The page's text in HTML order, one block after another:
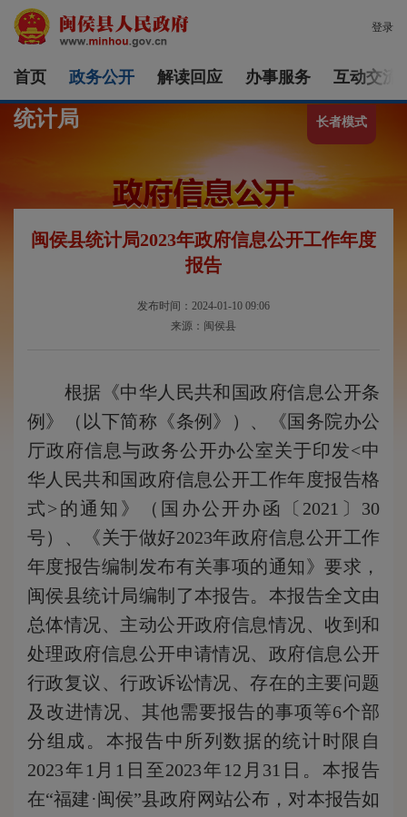
登录
首页 政务公开 解读回应 办事服务 互动交流
长者模式
统计局
闽侯县统计局2023年政府信息公开工作年度
报告
发布时间：2024-01-10 09:06
来源：闽侯县
根据《中华人民共和国政府信息公开条
例》（以下简称《条例》）、《国务院办公
厅政府信息与政务公开办公室关于印发<中
华人民共和国政府信息公开工作年度报告格
式>的通知》（国办公开办函〔2021〕30
号）、《关于做好2023年政府信息公开工作
年度报告编制发布有关事项的通知》要求，
闽侯县统计局编制了本报告。本报告全文由
总体情况、主动公开政府信息情况、收到和
处理政府信息公开申请情况、政府信息公开
行政复议、行政诉讼情况、存在的主要问题
及改进情况、其他需要报告的事项等6个部
分组成。本报告中所列数据的统计时限自
2023年1月1日至2023年12月31日。本报告
在“福建·闽侯”县政府网站公布，对本报告如